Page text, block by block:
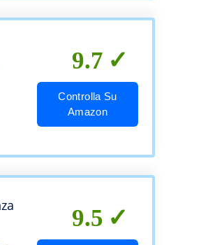
9.7
Controlla Su
Amazon
9.5